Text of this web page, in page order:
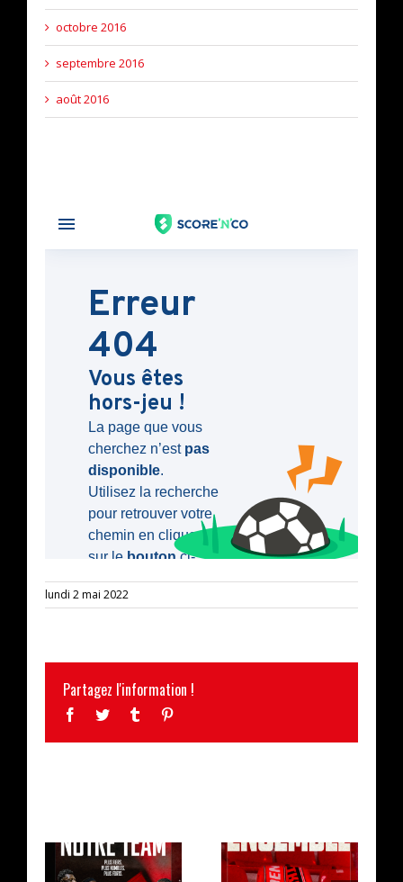
octobre 2016
septembre 2016
août 2016
lundi 2 mai 2022
Partagez l'information !
Facebook
Twitter Tumblr